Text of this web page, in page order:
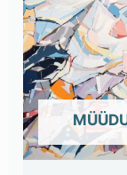
OUT OF